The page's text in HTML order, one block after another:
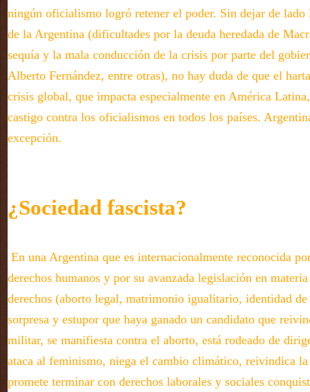
ningún oficialismo logró retener el poder. Sin dejar de lado
de la Argentina (dificultades por la deuda heredada de
sequía y la mala conducción de la crisis por parte del
Alberto Fernández, entre otras), no hay duda de que el
crisis global, que impacta especialmente en América
castigo contra los oficialismos en todos los países.
excepción.
¿Sociedad fascista?
En una Argentina que es internacionalmente reconocida
derechos humanos y por su avanzada legislación en
derechos (aborto legal, matrimonio igualitario, identidad de
sorpresa y estupor que haya ganado un candidato que
militar, se manifiesta contra el aborto, está rodeado de
ataca al feminismo, niega el cambio climático, reivindica
promete terminar con derechos laborales y sociales